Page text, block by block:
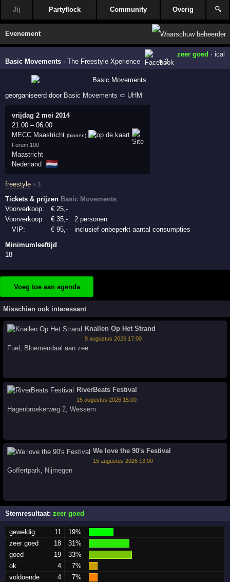
Jij Partyflock Community Overig 🔍
Evenement
Basic Movements ·The Freestyle Xperience × 2
zeer goed · ical
georganiseerd door Basic Movements ⊂ UHM
vrijdag 2 mei 2014
21:00 –06:00
MECC Maastricht (binnen)
Forum 100
Maastricht
Nederland
🇳🇱
freestyle × 3
Tickets & prijzen Basic Movements
Voorverkoop:
€25,-
Voorverkoop:
€35,-
2 personen
VIP:
€95,-
inclusief onbeperkt aantal consumpties
Minimumleeftijd
18
Voeg toe aan agenda
Misschien ook interessant
Knallen Op Het Strand
9 augustus 2026 17:00
Fuel , Bloemendaal aan zee
RiverBeats Festival
15 augustus 2026 15:00
Hagenbroekerweg 2,Wessem
We love the 90's Festival
15 augustus 2026 13:00
Goffertpark, Nijmegen
Stemresultaat:zeer goed
geweldig 11
19%
zeer goed
18
31%
goed
19
33%
ok
4
7%
voldoende
4
7%